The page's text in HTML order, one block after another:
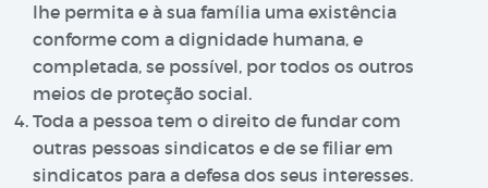
lhe permita e à sua família uma existência
conforme com a dignidade humana, e
completada, se possível, por todos os outros
meios de proteção social.
Toda a pessoa tem o direito de fundar com
outras pessoas sindicatos e de se filiar em
sindicatos para a defesa dos seus interesses.